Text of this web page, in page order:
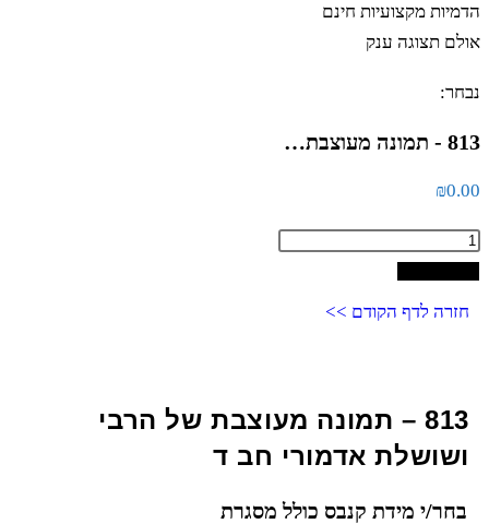
חינם
ענק
הקודם >>
– תמונה מעוצבת של הרבי
אדמורי חב ד
מידת קנבס כולל מסגרת